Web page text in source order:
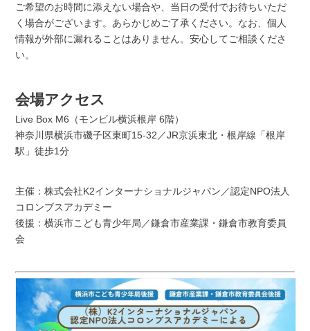
ご希望のお時間に添えない場合や、当日の受付でお待ちいただ
く場合がございます。あらかじめご了承ください。なお、個人
情報が外部に漏れることはありません。安心してご相談くださ
い。
会場アクセス
Live Box M6（モンビル横浜根岸 6階）
神奈川県横浜市磯子区東町15-32／JR京浜東北・根岸線「根岸
駅」徒歩1分
主催：株式会社K2インターナショナルジャパン／認定NPO法人
コロンブスアカデミー
後援：横浜市こども青少年局／鎌倉市産業課・鎌倉市教育委員
会